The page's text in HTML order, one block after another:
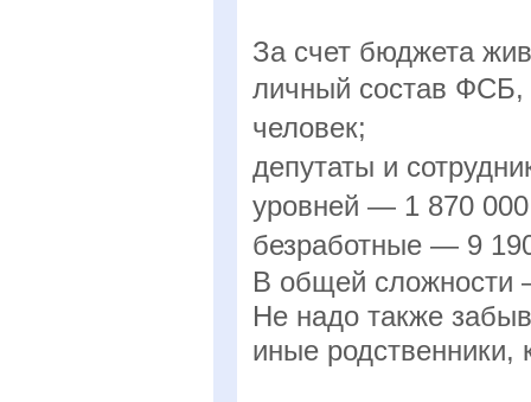
За счет бюджета
личный состав
человек;
депутаты и
уровней — 1 870
безработные — 9
В общей сложности
Не надо также
иные родственники,